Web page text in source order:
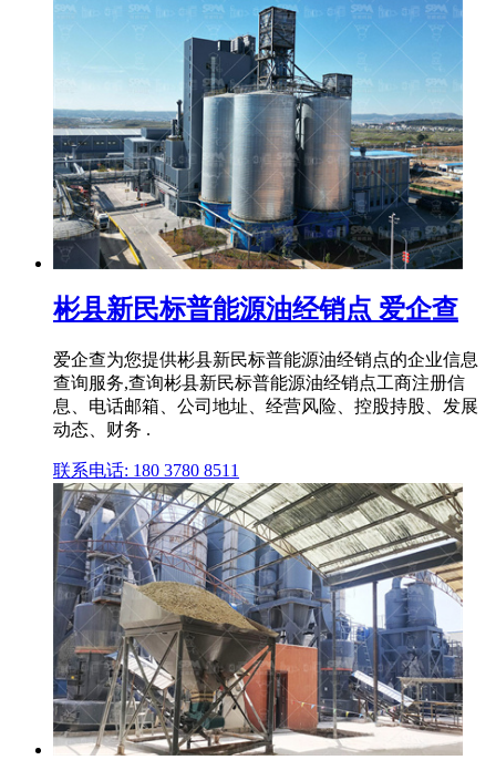
彬县新民标普能源油经销点 爱企查
爱企查为您提供彬县新民标普能源油经销点的企业信息
查询服务,查询彬县新民标普能源油经销点工商注册信
息、电话邮箱、公司地址、经营风险、控股持股、发展
动态、财务 .
联系电话: 180 3780 8511